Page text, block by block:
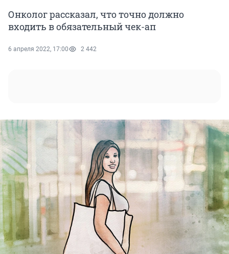
Онколог рассказал, что точно должно
входить в обязательный чек-ап
6 апреля 2022, 17:00 2 442